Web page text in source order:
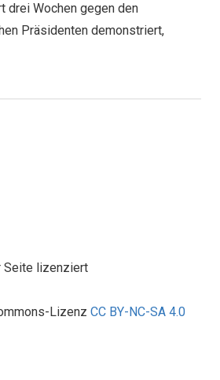
drei Wochen gegen den
Präsidenten demonstriert,
Seite lizenziert
Lizenz CC BY-NC-SA 4.0